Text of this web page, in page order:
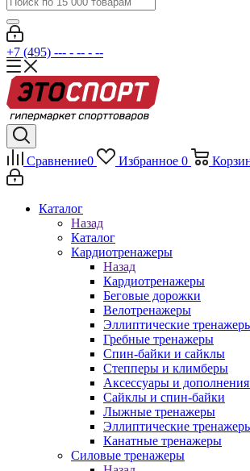
+7 (495) --- - -- - --
Сравнение0 Избранное 0
Каталог
Назад
Каталог
Кардиотренажеры
Назад
Кардиотренажеры
Беговые дорожки
Велотренажеры
Эллиптические
Гребные тренажеры
Спин-байки и сайклы
Степперы и климберы
Аксессуары и
Сайклы и спин-байки
Лыжные тренажеры
Эллиптические
Канатные тренажеры
Силовые тренажеры